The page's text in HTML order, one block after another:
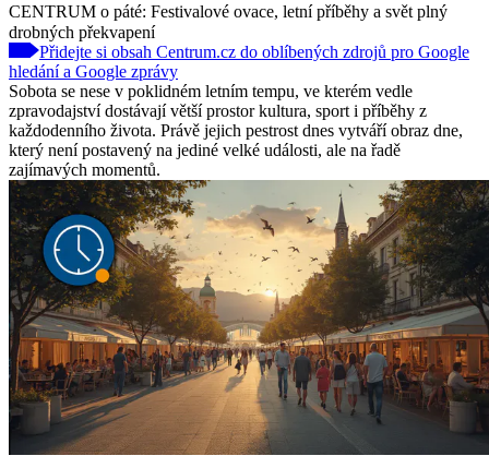
CENTRUM o páté: Festivalové ovace, letní příběhy a svět plný
drobných překvapení
Přidejte si obsah Centrum.cz do oblíbených zdrojů pro Google
hledání a Google zprávy
Sobota se nese v poklidném letním tempu, ve kterém vedle
zpravodajství dostávají větší prostor kultura, sport i příběhy z
každodenního života. Právě jejich pestrost dnes vytváří obraz dne,
který není postavený na jediné velké události, ale na řadě
zajímavých momentů.